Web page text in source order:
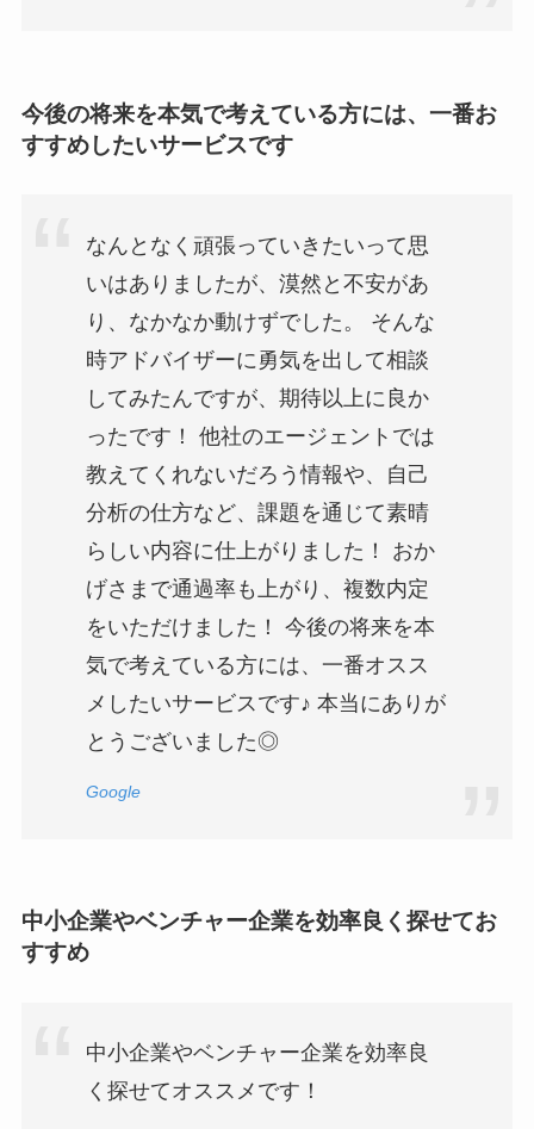
今後の将来を本気で考えている方には、一番お
すすめしたいサービスです
なんとなく頑張っていきたいって思
いはありましたが、漠然と不安があ
り、なかなか動けずでした。 そんな
時アドバイザーに勇気を出して相談
してみたんですが、期待以上に良か
ったです！ 他社のエージェントでは
教えてくれないだろう情報や、自己
分析の仕方など、課題を通じて素晴
らしい内容に仕上がりました！ おか
げさまで通過率も上がり、複数内定
をいただけました！ 今後の将来を本
気で考えている方には、一番オスス
メしたいサービスです♪ 本当にありが
とうございました◎
Google
中小企業やベンチャー企業を効率良く探せてお
すすめ
中小企業やベンチャー企業を効率良
く探せてオススメです！